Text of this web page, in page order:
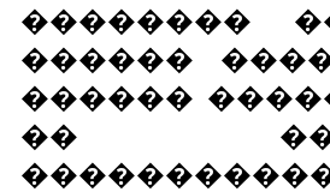
��������
������
������
��